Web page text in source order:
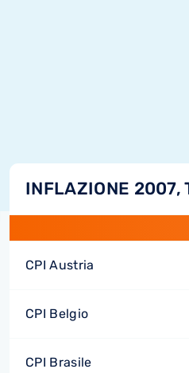
INFLAZIONE 2007,
CPI Austria
CPI Belgio
CPI Brasile